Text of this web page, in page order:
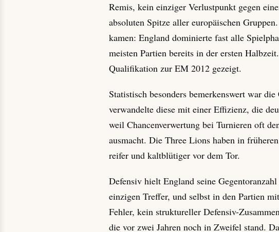
Remis, kein einziger Verlustpunkt gegen
absoluten Spitze aller europäischen
kamen: England dominierte fast alle
meisten Partien bereits in der ersten
Qualifikation zur EM 2012 gezeigt.
Statistisch besonders bemerkenswert war
verwandelte diese mit einer Effizienz, die
weil Chancenverwertung bei Turnieren oft
ausmacht. Die Three Lions haben in
reifer und kaltblütiger vor dem Tor.
Defensiv hielt England seine
einzigen Treffer, und selbst in den Partien
Fehler, kein struktureller Defensiv-
die vor zwei Jahren noch in Zweifel stand.